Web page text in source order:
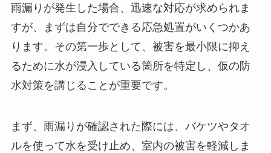
雨漏りが発生した場合、迅速な対応が求められま
すが、まずは自分でできる応急処置がいくつかあ
ります。その第一歩として、被害を最小限に抑え
るために水が浸入している箇所を特定し、仮の防
水対策を講じることが重要です。
まず、雨漏りが確認された際には、バケツやタオ
ルを使って水を受け止め、室内の被害を軽減しま